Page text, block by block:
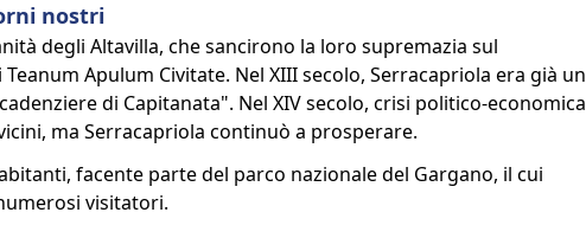
nostri
degli Altavilla, che sancirono la loro supremazia sul
Apulum Civitate. Nel XIII secolo, Serracapriola era già un
di Capitanata". Nel XIV secolo, crisi politico-economica
ma Serracapriola continuò a prosperare.
facente parte del parco nazionale del Gargano, il cui
visitatori.